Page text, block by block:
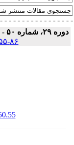
- - - - - - - - - - - - -
- -
دوره ۲۹، شماره ۵۰ - ( ۱۴۰۰ )
۸۶-۵۵